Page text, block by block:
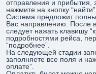
отправления и прибытия,
нажмите на кнопку “найти”.
Система предложит
Вас направлению. После
следует нажать клавишу
подробностями рейса,
“подробнее”.
На следующей стадии
заполняете все поля и
оплате”.